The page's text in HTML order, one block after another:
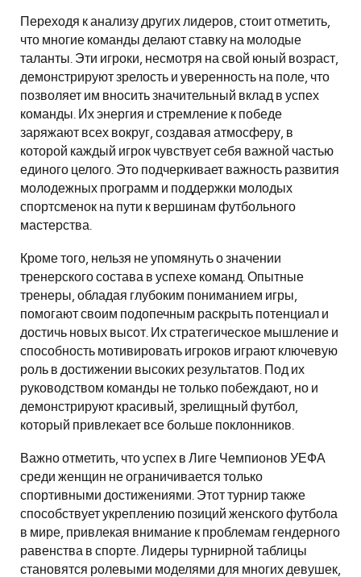
Переходя к анализу других лидеров, стоит отметить,
что многие команды делают ставку на молодые
таланты. Эти игроки, несмотря на свой юный возраст,
демонстрируют зрелость и уверенность на поле, что
позволяет им вносить значительный вклад в успех
команды. Их энергия и стремление к победе
заряжают всех вокруг, создавая атмосферу, в
которой каждый игрок чувствует себя важной частью
единого целого. Это подчеркивает важность развития
молодежных программ и поддержки молодых
спортсменок на пути к вершинам футбольного
мастерства.
Кроме того, нельзя не упомянуть о значении
тренерского состава в успехе команд. Опытные
тренеры, обладая глубоким пониманием игры,
помогают своим подопечным раскрыть потенциал и
достичь новых высот. Их стратегическое мышление и
способность мотивировать игроков играют ключевую
роль в достижении высоких результатов. Под их
руководством команды не только побеждают, но и
демонстрируют красивый, зрелищный футбол,
который привлекает все больше поклонников.
Важно отметить, что успех в Лиге Чемпионов УЕФА
среди женщин не ограничивается только
спортивными достижениями. Этот турнир также
способствует укреплению позиций женского футбола
в мире, привлекая внимание к проблемам гендерного
равенства в спорте. Лидеры турнирной таблицы
становятся ролевыми моделями для многих девушек,